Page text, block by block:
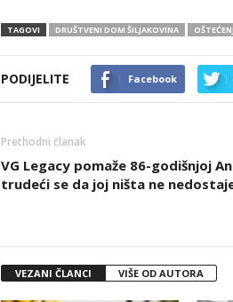
TAGOVI DRUŠTVENI DOM ŠILJAKOVINA
PODIJELITE Facebook
Prethodni članak
VG Legacy pomaže 86-godišnjoj
trudeći se da joj ništa ne
VEZANI ČLANCI VIŠE OD AUTORA